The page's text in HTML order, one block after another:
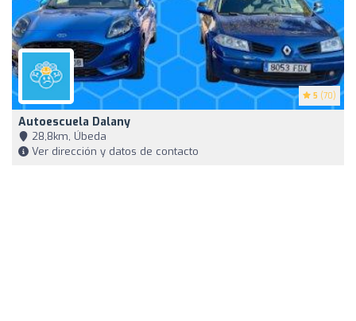
5 (70)
Autoescuela Dalany
28,8km, Úbeda
Ver dirección y datos de contacto